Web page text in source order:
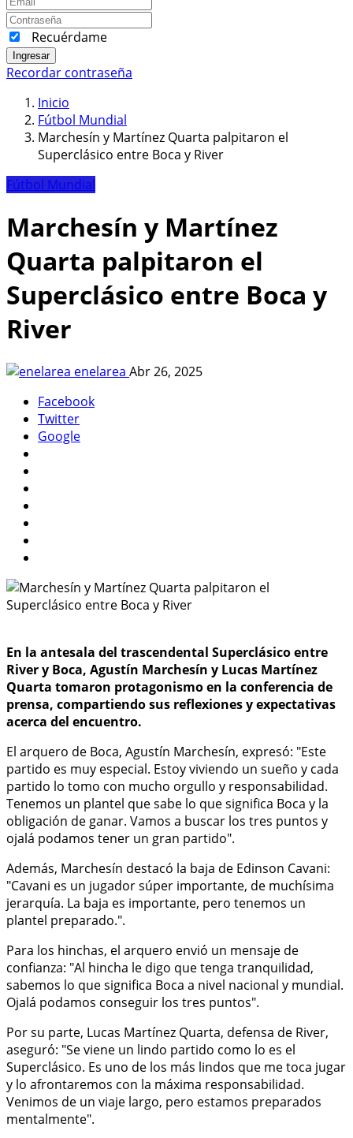
Recuérdame
Ingresar
Recordar contraseña
Inicio
Fútbol Mundial
Marchesín y Martínez Quarta palpitaron el
Superclásico entre Boca y River
Fútbol Mundial
Marchesín y Martínez
Quarta palpitaron el
Superclásico entre Boca y
River
enelarea Abr 26, 2025
Facebook
Twitter
Google
En la antesala del trascendental Superclásico entre
River y Boca, Agustín Marchesín y Lucas Martínez
Quarta tomaron protagonismo en la conferencia de
prensa, compartiendo sus reflexiones y expectativas
acerca del encuentro.
El arquero de Boca, Agustín Marchesín, expresó: "Este
partido es muy especial. Estoy viviendo un sueño y cada
partido lo tomo con mucho orgullo y responsabilidad.
Tenemos un plantel que sabe lo que significa Boca y la
obligación de ganar. Vamos a buscar los tres puntos y
ojalá podamos tener un gran partido".
Además, Marchesín destacó la baja de Edinson Cavani:
"Cavani es un jugador súper importante, de muchísima
jerarquía. La baja es importante, pero tenemos un
plantel preparado.".
Para los hinchas, el arquero envió un mensaje de
confianza: "Al hincha le digo que tenga tranquilidad,
sabemos lo que significa Boca a nivel nacional y mundial.
Ojalá podamos conseguir los tres puntos".
Por su parte, Lucas Martínez Quarta, defensa de River,
aseguró: "Se viene un lindo partido como lo es el
Superclásico. Es uno de los más lindos que me toca jugar
y lo afrontaremos con la máxima responsabilidad.
Venimos de un viaje largo, pero estamos preparados
mentalmente".